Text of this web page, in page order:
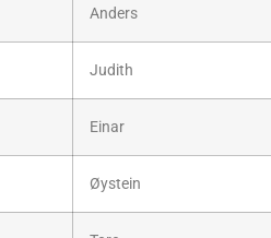
Anders
Judith
Einar
Øystein